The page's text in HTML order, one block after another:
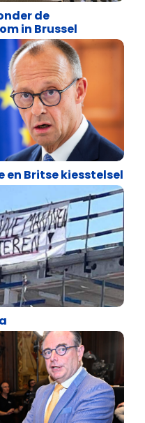
de
in Brussel
en Britse kiesstelsel